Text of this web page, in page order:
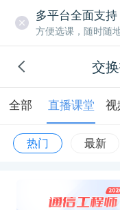
多平台全面支持
方便选课，随时随
交
全部 直播课堂 视
热门 最新